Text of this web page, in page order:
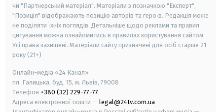
чи "Партнерський матеріал". Матеріали з позначкою "Експерт",
"Позиція" відображають позицію авторів та героїв. Редакція може
не поділяти їхніх поглядів. Детальніше щодо реклами та правил
цитування можна ознайомитись в правилах користування сайтом.
Усі права захищені. Матеріали сайту призначені для осіб старше 21
року (21+)
Онлайн-медіа «24 Канал»
пл. Галицька, буд. 15, м. Львів, 79008
Телефон +380 (32) 229-77-77
Адреса електронної пошти — legal@24tv.com.ua